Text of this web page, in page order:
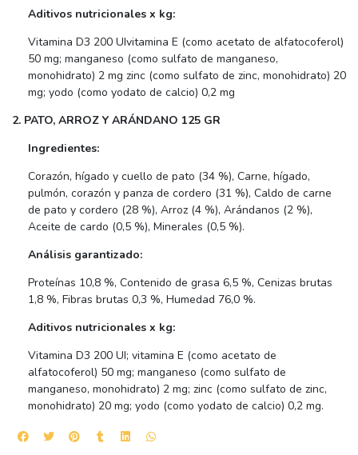
Aditivos nutricionales x kg:
Vitamina D3 200 UIvitamina E (como acetato de alfatocoferol)
50 mg; manganeso (como sulfato de manganeso,
monohidrato) 2 mg zinc (como sulfato de zinc, monohidrato) 20
mg; yodo (como yodato de calcio) 0,2 mg
2. PATO, ARROZ Y ARÁNDANO 125 GR
Ingredientes:
Corazón, hígado y cuello de pato (34 %), Carne, hígado,
pulmón, corazón y panza de cordero (31 %), Caldo de carne
de pato y cordero (28 %), Arroz (4 %), Arándanos (2 %),
Aceite de cardo (0,5 %), Minerales (0,5 %).
Análisis garantizado:
Proteínas 10,8 %, Contenido de grasa 6,5 %, Cenizas brutas
1,8 %, Fibras brutas 0,3 %, Humedad 76,0 %.
Aditivos nutricionales x kg:
Vitamina D3 200 UI; vitamina E (como acetato de
alfatocoferol) 50 mg; manganeso (como sulfato de
manganeso, monohidrato) 2 mg; zinc (como sulfato de zinc,
monohidrato) 20 mg; yodo (como yodato de calcio) 0,2 mg.